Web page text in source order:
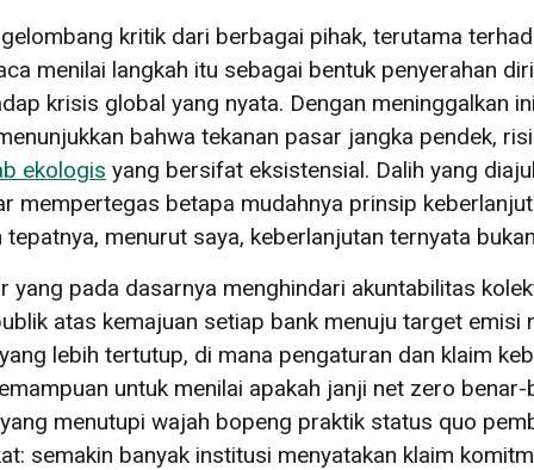
kritik dari berbagai pihak, terutama
menilai langkah itu sebagai bentuk penyerahan
krisis global yang nyata. Dengan meninggalkan
bahwa tekanan pasar jangka pendek,
ekologis yang bersifat eksistensial. Dalih yang
mempertegas betapa mudahnya prinsip
menurut saya, keberlanjutan ternyata
yang pada dasarnya menghindari akuntabilitas
atas kemajuan setiap bank menuju target emisi
lebih tertutup, di mana pengaturan dan klaim
untuk menilai apakah janji net zero
menutupi wajah bopeng praktik status quo
semakin banyak institusi menyatakan klaim